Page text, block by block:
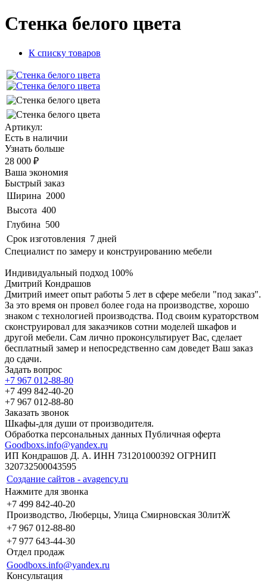
Стенка белого цвета
К списку товаров
Артикул:
Есть в наличии
Узнать больше
28 000 ₽
Ваша экономия
Быстрый заказ
Ширина 2000
Высота 400
Глубина 500
Срок изготовления 7 дней
Специалист по замеру и конструированию мебели
Индивидуальный подход 100%
Дмитрий Кондрашов
Дмитрий имеет опыт работы 5 лет в сфере мебели "под заказ".
За это время он провел более года на производстве, хорошо
знаком с технологией производства. Под своим кураторством
сконструировал для заказчиков сотни моделей шкафов и
другой мебели. Сам лично проконсультирует Вас, сделает
бесплатный замер и непосредственно сам доведет Ваш заказ
до сдачи.
Задать вопрос
+7 967 012-88-80
+7 499 842-40-20
+7 967 012-88-80
Заказать звонок
Шкафы-для души от производителя.
Обработка персональных данных Публичная оферта
Goodboxs.info@yandex.ru
ИП Кондрашов Д. А. ИНН 731201000392 ОГРНИП
320732500043595
Создание сайтов - avagency.ru
Нажмите для звонка
+7 499 842-40-20
Производство, Люберцы, Улица Смирновская 30литЖ
+7 967 012-88-80
+7 977 643-44-30
Отдел продаж
Goodboxs.info@yandex.ru
Консультация